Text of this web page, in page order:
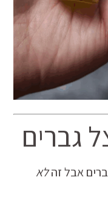
גברים
לא